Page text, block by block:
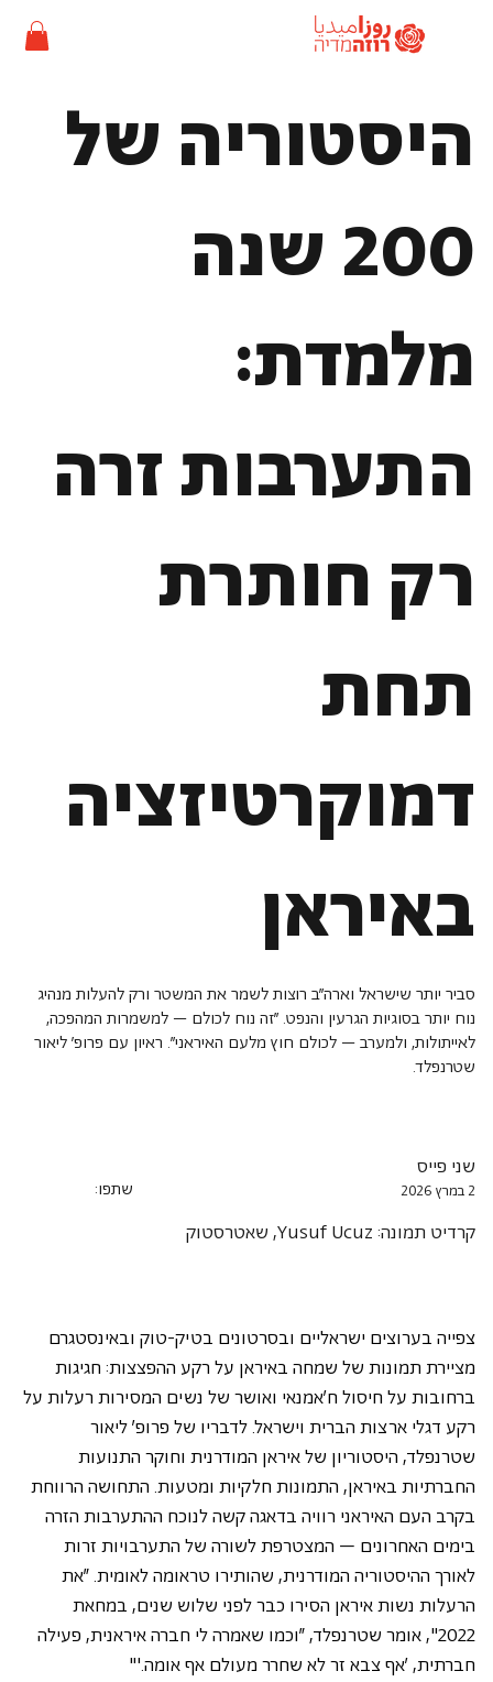
היסטוריה של
200 שנה
מלמדת:
התערבות זרה
רק חותרת
תחת
דמוקרטיזציה
באיראן
סביר יותר שישראל וארה"ב רוצות לשמר את המשטר ורק להעלות מנהיג
נוח יותר בסוגיות הגרעין והנפט. "זה נוח לכולם – למשמרות המהפכה,
לאייתולות, ולמערב – לכולם חוץ מלעם האיראני". ראיון עם פרופ' ליאור
שטרנפלד.
שתפו:
שני פייס
2 במרץ 2026
קרדיט תמונה: Yusuf Ucuz, שאטרסטוק
צפייה בערוצים ישראליים ובסרטונים בטיק-טוק ובאינסטגרם
מציירת תמונות של שמחה באיראן על רקע ההפצצות: חגיגות
ברחובות על חיסול ח'אמנאי ואושר של נשים המסירות רעלות על
רקע דגלי ארצות הברית וישראל. לדבריו של פרופ' ליאור
שטרנפלד, היסטוריון של איראן המודרנית וחוקר התנועות
החברתיות באיראן, התמונות חלקיות ומטעות. התחושה הרווחת
בקרב העם האיראני רוויה בדאגה קשה לנוכח ההתערבות הזרה
בימים האחרונים – המצטרפת לשורה של התערבויות זרות
לאורך ההיסטוריה המודרנית, שהותירו טראומה לאומית. "את
הרעלות נשות איראן הסירו כבר לפני שלוש שנים, במחאת
2022", אומר שטרנפלד, "וכמו שאמרה לי חברה איראנית, פעילה
חברתית, 'אף צבא זר לא שחרר מעולם אף אומה.'"